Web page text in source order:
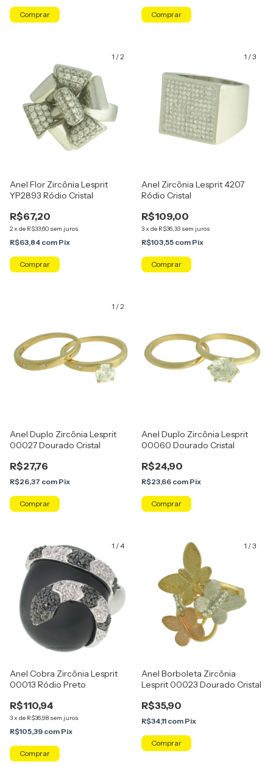
Comprar Comprar
1 /2
Anel Flor Zircônia Lesprit
YP2893 Ródio Cristal
R$67,20
2x de R$33,60 sem juros
R$63,84 com Pix
Comprar
1 /3
Anel Zircônia Lesprit 4207
Ródio Cristal
R$109,00
3x de R$36,33 sem juros
R$103,55 com Pix
Comprar
1 /2
Anel Duplo Zircônia Lesprit
00027 Dourado Cristal
R$27,76
R$26,37 com Pix
Comprar
Anel Duplo Zircônia Lesprit
00060 Dourado Cristal
R$24,90
R$23,66 com Pix
Comprar
1 /4
Anel Cobra Zircônia Lesprit
00013 Ródio Preto
R$110,94
3x de R$36,98 sem juros
R$105,39 com Pix
Comprar
1 /3
Anel Borboleta Zircônia
Lesprit 00023 Dourado Cristal
R$35,90
R$34,11 com Pix
Comprar